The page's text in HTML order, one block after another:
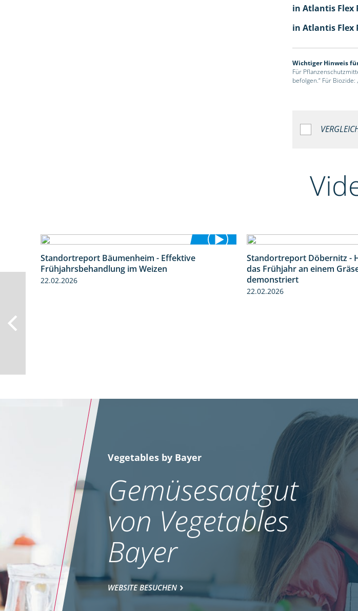
in Atlantis Flex
in Atlantis Flex
Wichtiger Hinweis
Für
befolgen.“ Für
Standortreport Bäumenheim - Effektive
Frühjahrsbehandlung im Weizen
22.02.2026
Standortreport Döbernitz -
das Frühjahr an einem
demonstriert
22.02.2026
Vegetables by Bayer
Gemüsesaatgut
von Vegetables
Bayer
WEBSITE BESUCHEN